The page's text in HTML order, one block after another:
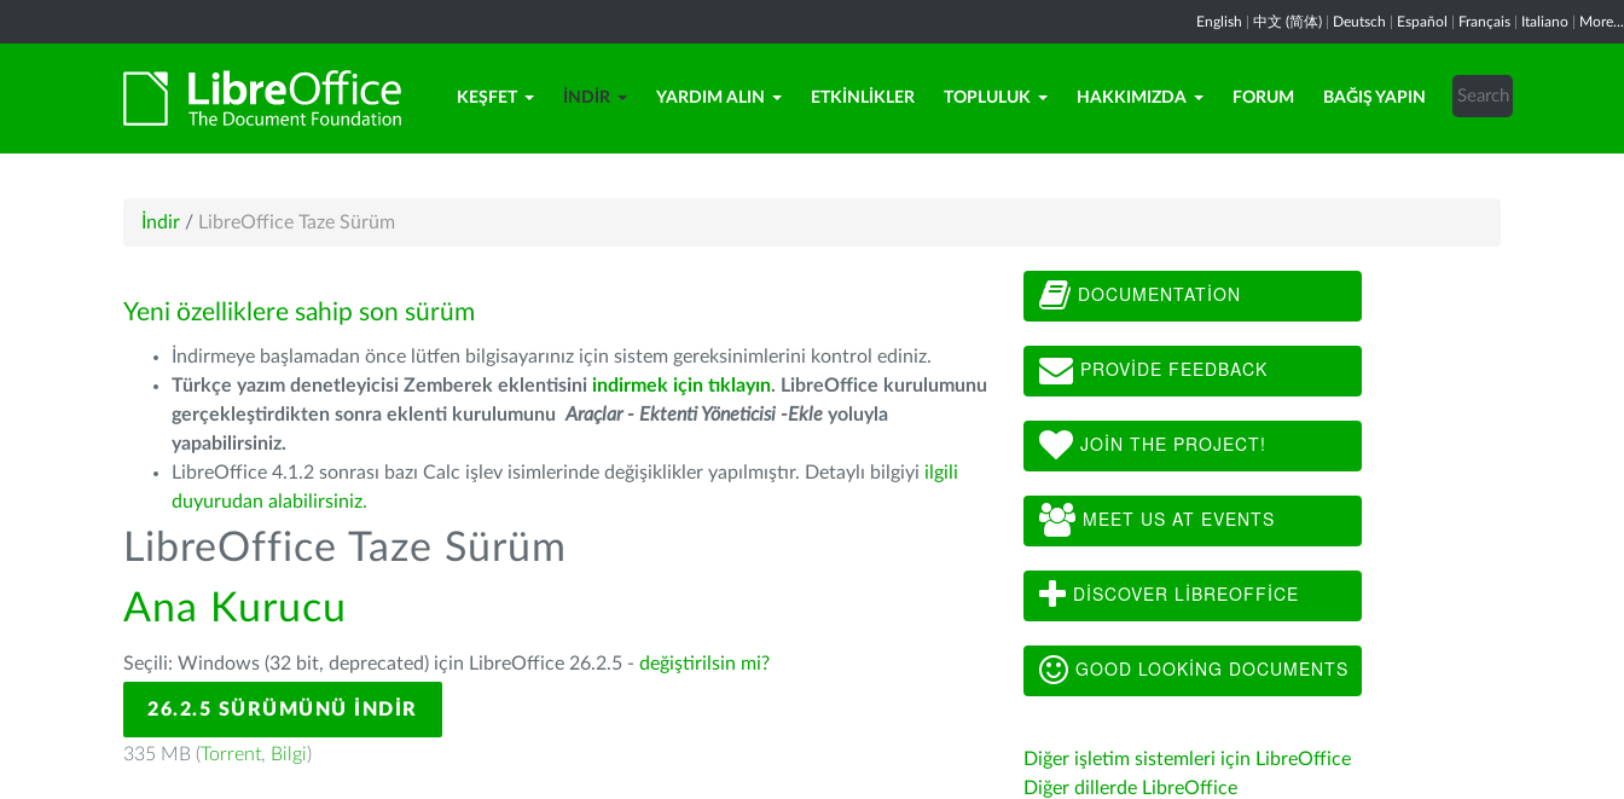
English 中文 (简体) Deutsch Español Français Italiano More...
KEŞFET İNDIR YARDIM ALIN ETKINLIKLER TOPLULUK HAKKIMIZDA FORUM BAĞIŞ YAPIN
İndir / LibreOffice Taze Sürüm
Yeni özelliklere sahip son sürüm
İndirmeye başlamadan önce lütfen bilgisayarınız için sistem gereksinimlerini kontrol ediniz.
Türkçe yazım denetleyicisi Zemberek eklentisini indirmek için tıklayın. LibreOffice kurulumunu
gerçekleştirdikten sonra eklenti kurulumunu Araçlar - Ektenti Yöneticisi -Ekle yoluyla
yapabilirsiniz.
LibreOffice 4.1.2 sonrası bazı Calc işlev isimlerinde değişiklikler yapılmıştır. Detaylı bilgiyi ilgili
duyurudan alabilirsiniz.
LibreOffice Taze Sürüm
Ana Kurucu
Seçili: Windows (32 bit, deprecated) için LibreOffice 26.2.5 - değiştirilsin mi?
26.2.5 SÜRÜMÜNÜ İNDIR
335 MB (Torrent, Bilgi)
DOCUMENTATION
PROVIDE FEEDBACK
JOIN THE PROJECT!
MEET US AT EVENTS
DISCOVER LIBREOFFICE
GOOD LOOKING DOCUMENTS
Diğer işletim sistemleri için LibreOffice
Diğer dillerde LibreOffice